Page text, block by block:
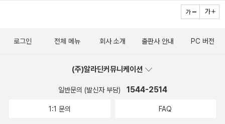
로그인 전체 메뉴 회사 소개 출판사 안내 PC 버전
(주)알라딘커뮤니케이션
일반문의 (발신자 부담) 1544-2514
1:1 문의 FAQ